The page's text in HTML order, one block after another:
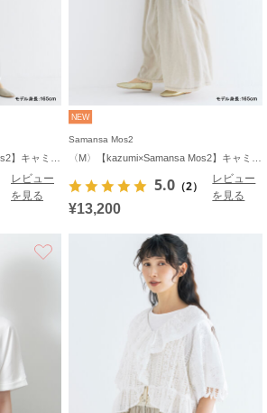
レビュー
を見る
NEW
Samansa Mos2
5.0 （2）
レビュー
を見る
¥13,200